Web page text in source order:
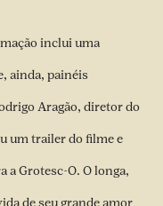
inclui uma
ainda, painéis
Aragão, diretor do
um trailer do filme e
a Grotesc-O. O longa,
de seu grande amor